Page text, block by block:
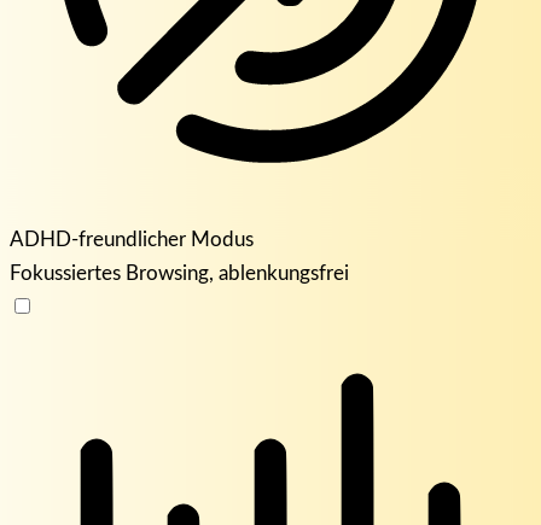
ADHD-freundlicher Modus
Fokussiertes Browsing, ablenkungsfrei